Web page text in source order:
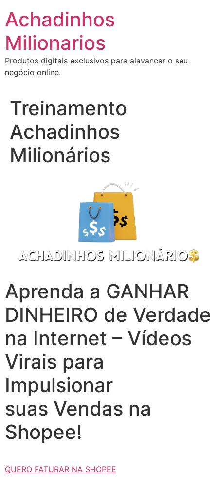
para
conteúdo
Achadinhos
Milionarios
Produtos digitais exclusivos para alavancar o seu
negócio online.
Treinamento
Achadinhos
Milionários
Aprenda a GANHAR
DINHEIRO de Verdade
na Internet – Vídeos
Virais para
Impulsionar
suas Vendas na
Shopee!
QUERO FATURAR NA SHOPEE